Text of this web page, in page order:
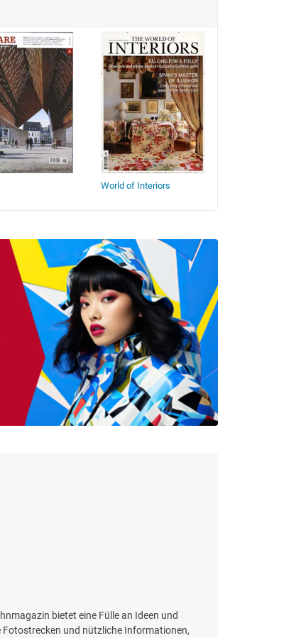
World of Interiors
bietet eine Fülle an Ideen und
und nützliche Informationen,